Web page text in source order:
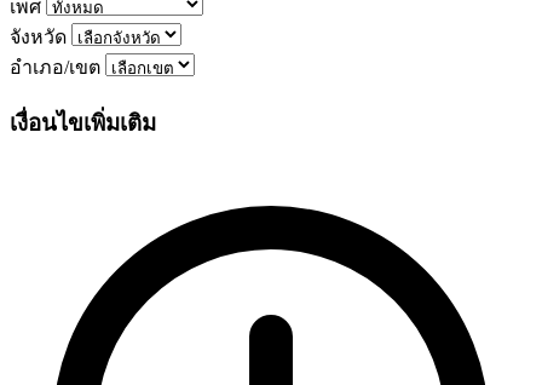
เพศ
จังหวัด
อำเภอ/เขต
เงื่อนไขเพิ่มเติม